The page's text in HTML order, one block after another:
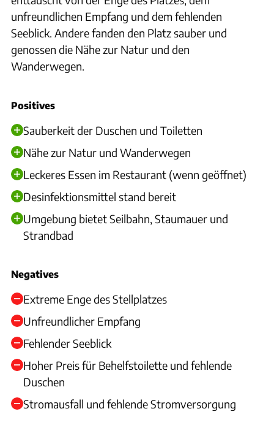
unfreundlichen Empfang und dem fehlenden
Seeblick. Andere fanden den Platz sauber und
genossen die Nähe zur Natur und den
Wanderwegen.
Positives
Sauberkeit der Duschen und Toiletten
Nähe zur Natur und Wanderwegen
Leckeres Essen im Restaurant (wenn geöffnet)
Desinfektionsmittel stand bereit
Umgebung bietet Seilbahn, Staumauer und
Strandbad
Negatives
Extreme Enge des Stellplatzes
Unfreundlicher Empfang
Fehlender Seeblick
Hoher Preis für Behelfstoilette und fehlende
Duschen
Stromausfall und fehlende Stromversorgung